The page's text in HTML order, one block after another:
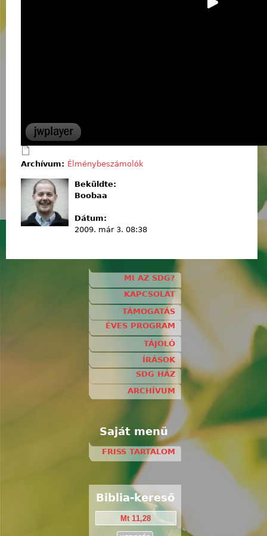
Archívum: Élménybeszámolók
Beküldte:
Boobaa
Dátum:
2009. már 3. 08:38
MI AZ SDG?
KAPCSOLAT
TÁMOGATÁS
ÉVES PROGRAM
TÁJOLÓ
ÍRÁSOK
SDG HÁZ
ARCHÍVUM
Saját menü
FRISS TARTALOM
Biblia-kereső